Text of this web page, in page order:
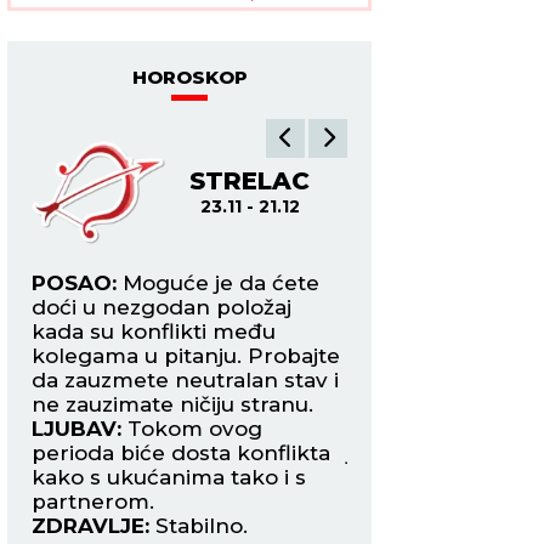
HOROSKOP
STRELAC
23.11 - 21.12
POSAO: Moguće je da ćete
doći u nezgodan položaj
kada su konflikti među
kolegama u pitanju. Probajte
da zauzmete neutralan stav i
ne zauzimate ničiju stranu.
LJUBAV: Tokom ovog
perioda biće dosta konflikta
kako s ukućanima tako i s
partnerom.
ZDRAVLJE: Stabilno.